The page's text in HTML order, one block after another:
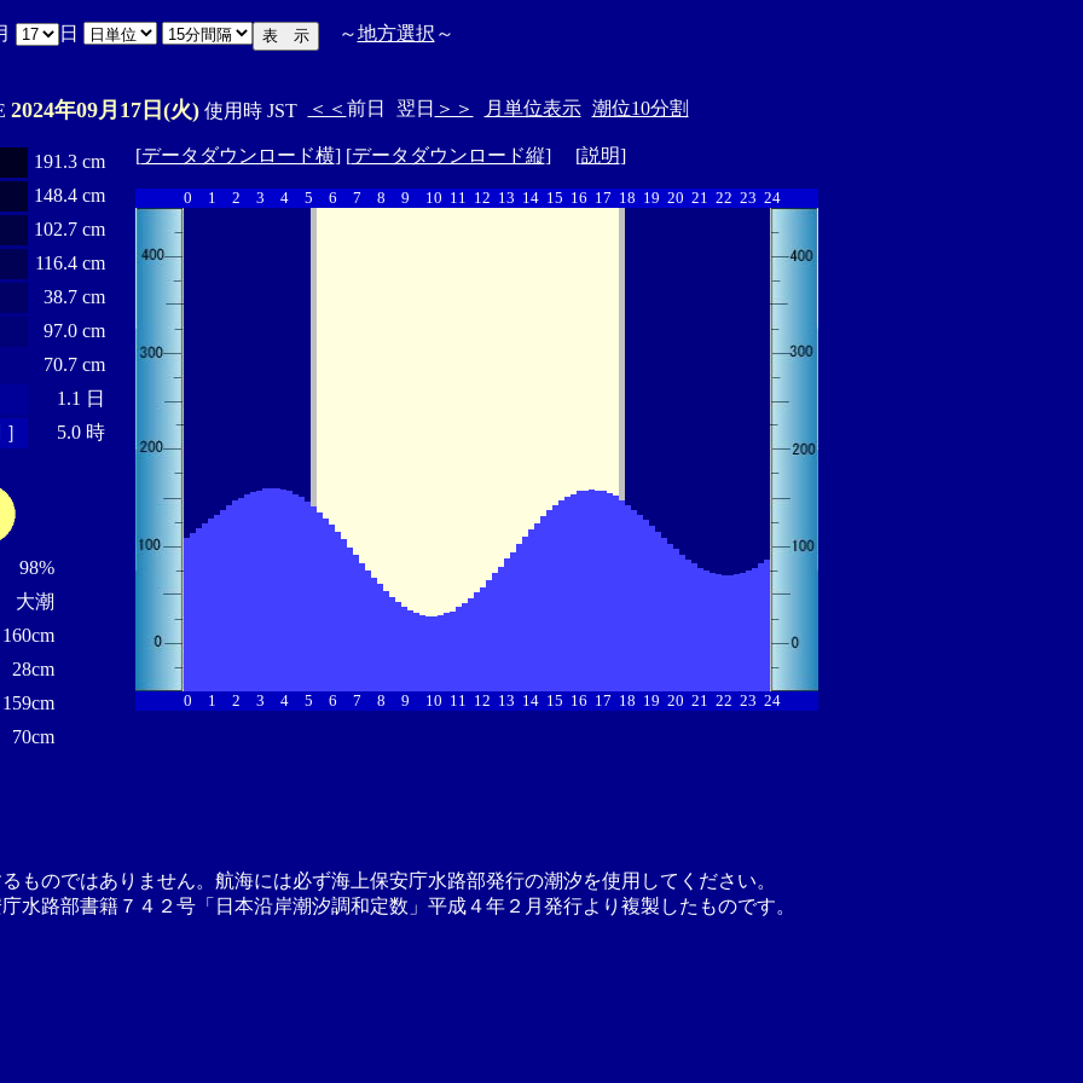
日 ～地方選択 ～
2024年09月17日(火)使用時 JST ＜＜ 前日 翌日 ＞＞ 月単位表示 潮位10分割
191.3 cm
148.4 cm
102.7 cm
116.4 cm
38.7 cm
97.0 cm
70.7 cm
1.1 日
5.0 時
98%
大潮
160cm
28cm
159cm
70cm
[データダウンロード横] [データダウンロード縦] [説明]
0 1 2 3 4 5 6 7 8 9 10 11 12 13 14 15 16 17 18 19 20 21 22 23 24
0 1 2 3 4 5 6 7 8 9 10 11 12 13 14 15 16 17 18 19 20 21 22 23 24
ものではありません。航海には必ず海上保安庁水路部発行の潮汐を使用してください。
水路部書籍７４２号「日本沿岸潮汐調和定数」平成４年２月発行より複製したものです。